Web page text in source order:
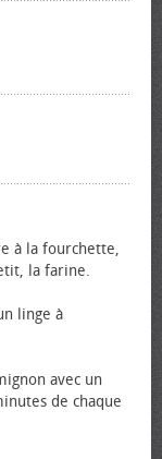
à la fourchette,
la farine.
linge à
avec un
de chaque